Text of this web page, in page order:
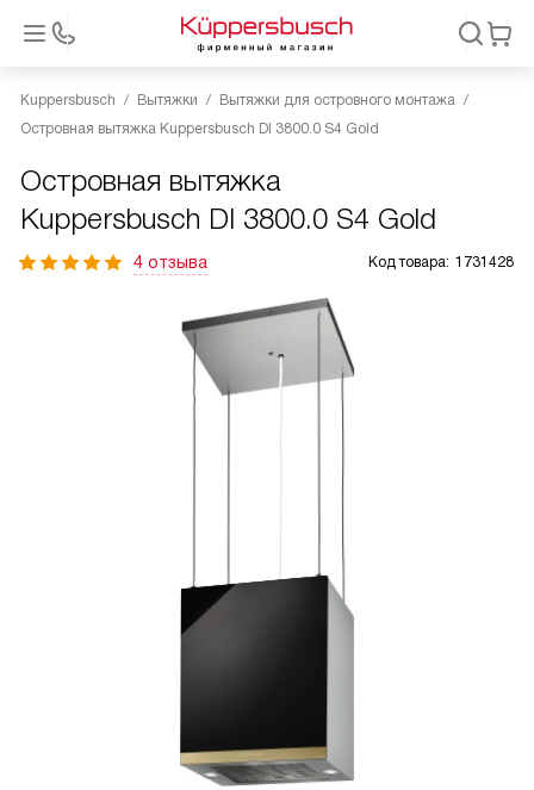
Kuppersbusch Вытяжки
Вытяжки для островного монтажа
Островная вытяжка Kuppersbusch DI 3800.0 S4 Gold
Островная вытяжка
Kuppersbusch DI 3800.0 S4 Gold
4 отзыва Код товара: 1731428